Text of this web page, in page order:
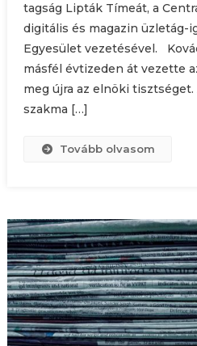
tagság Lipták Tímeát, a
digitális és magazin üzletág-
Egyesület vezetésével.
másfél évtizeden át vezette
meg újra az elnöki
szakma […]
Tovább olvasom